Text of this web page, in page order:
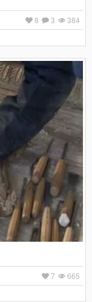
384
3
8
665
7